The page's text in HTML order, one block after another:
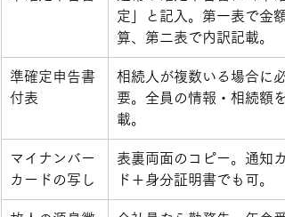
定」と記入。第一表で金額
算、第二表で内訳記載。
準確定申告書
付表
相続人が複数いる場合に必
要。全員の情報・相続額を
載。
マイナンバー
カードの写し
表裏両面のコピー。通知カ
ド＋身分証明書でも可。